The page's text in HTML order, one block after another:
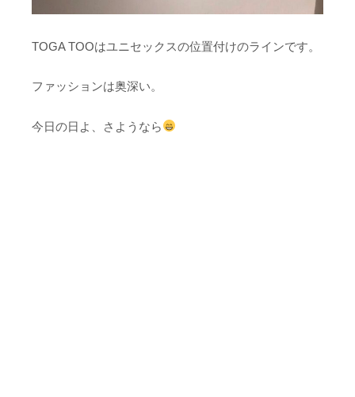
TOGA TOOはユニセックスの位置付けのラインです。
ファッションは奥深い。
今日の日よ、さようなら